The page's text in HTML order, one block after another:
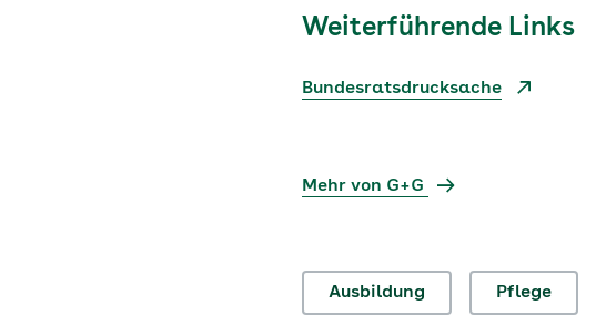
Weiterführende Links
Bundesratsdrucksache
Mehr von G+G
Ausbildung Pflege